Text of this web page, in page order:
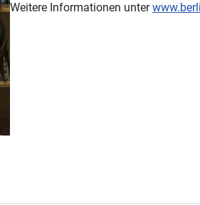
Weitere Informationen unter